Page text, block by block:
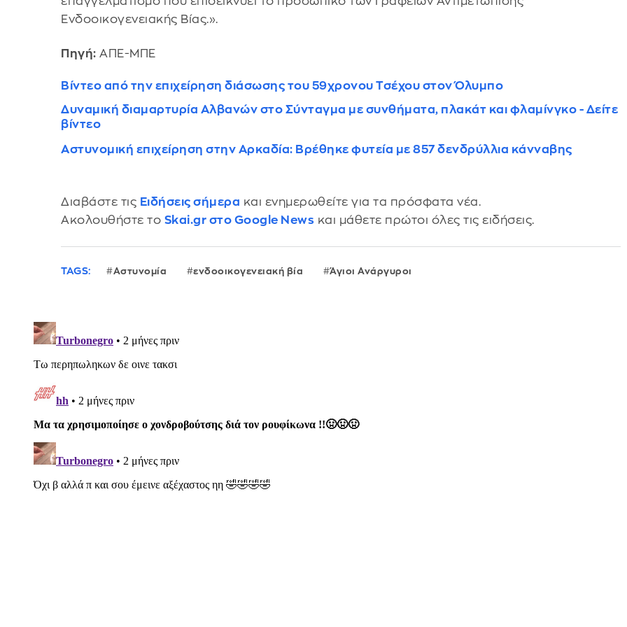
Ενδοοικογενειακής Βίας.».
Πηγή: ΑΠΕ-ΜΠΕ
Βίντεο από την επιχείρηση διάσωσης του 59χρονου Τσέχου στον Όλυμπο
Δυναμική διαμαρτυρία Αλβανών στο Σύνταγμα με συνθήματα, πλακάτ και φλαμίνγκο - Δείτε
βίντεο
Αστυνομική επιχείρηση στην Αρκαδία: Βρέθηκε φυτεία με 857 δενδρύλλια κάνναβης
Διαβάστε τις Ειδήσεις σήμερα και ενημερωθείτε για τα πρόσφατα νέα.
Ακολουθήστε το Skai.gr στο Google News και μάθετε πρώτοι όλες τις ειδήσεις.
TAGS: Αστυνομία ενδοοικογενειακή βία Άγιοι Ανάργυροι